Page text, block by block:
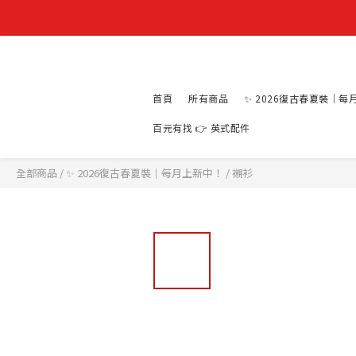
首頁 所有商品 ✨ 2026復古春夏裝｜每
百元有找 👉 英式配件
全部商品 / ✨ 2026復古春夏裝｜每月上新中！ /襯衫